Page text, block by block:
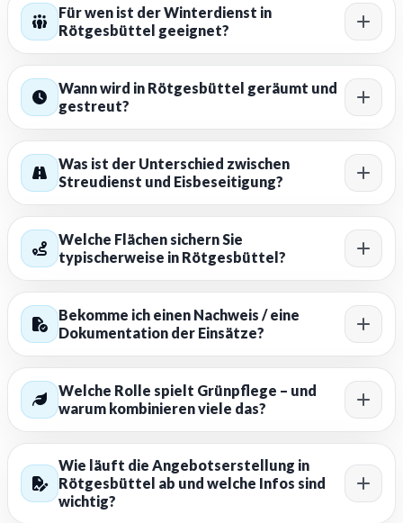
Für wen ist der Winterdienst in
Rötgesbüttel geeignet?
Wann wird in Rötgesbüttel geräumt und
gestreut?
Was ist der Unterschied zwischen
Streudienst und Eisbeseitigung?
Welche Flächen sichern Sie
typischerweise in Rötgesbüttel?
Bekomme ich einen Nachweis / eine
Dokumentation der Einsätze?
Welche Rolle spielt Grünpflege – und
warum kombinieren viele das?
Wie läuft die Angebotserstellung in
Rötgesbüttel ab und welche Infos sind
wichtig?